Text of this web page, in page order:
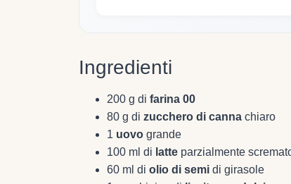
Ingredienti
200 g di farina 00
80 g di zucchero di canna chiaro
1 uovo grande
100 ml di latte parzialmente
60 ml di olio di semi di girasole